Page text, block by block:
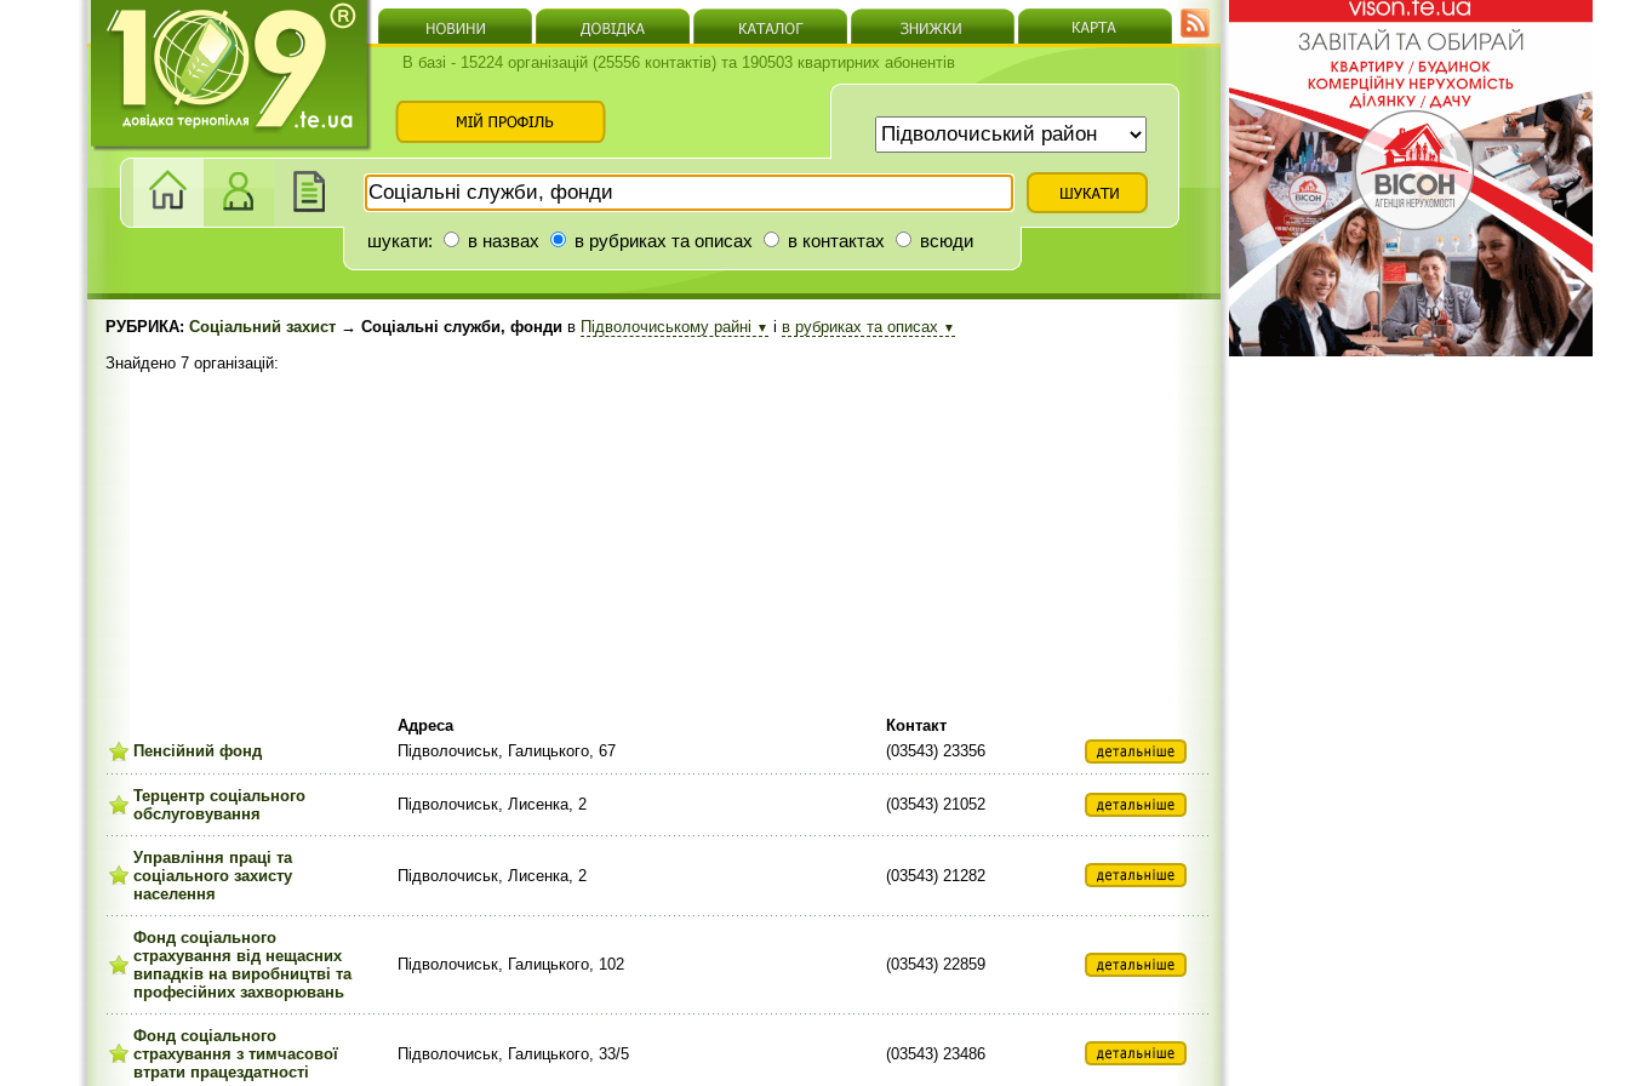
В базі - 15224 організацій (25556 контактів) та 190503 квартирних абонентів
шукати: в назвах в рубриках та описах в контактах всюди
РУБРИКА: Соціальний захист → Соціальні служби, фонди в Підволочиському райні ▼ і в рубриках та описах ▼
Знайдено 7 організацій:
Адреса
Контакт
Пенсійний фонд
Підволочиськ, Галицького, 67 (03543) 23356
Терцентр соціального
обслуговування
Підволочиськ, Лисенка, 2 (03543) 21052
Управління праці та
соціального захисту
населення
Підволочиськ, Лисенка, 2 (03543) 21282
Фонд соціального
страхування від нещасних
випадків на виробництві та
професійних захворювань
Підволочиськ, Галицького, 102 (03543) 22859
Фонд соціального
страхування з тимчасової
втрати працездатності
Підволочиськ, Галицького, 33/5 (03543) 23486